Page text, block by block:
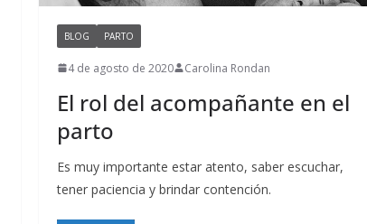
BLOG PARTO
4 de agosto de 2020 Carolina Rondan
El rol del acompañante en el
parto
Es muy importante estar atento, saber escuchar,
tener paciencia y brindar contención.